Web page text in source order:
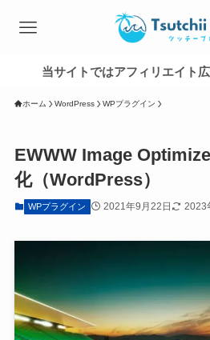
当サイトではアフィリエイト
ホーム WordPress WPプラグイン
EWWW Image
化（WordPress）
WPプラグイン 2021年9月22日 2023